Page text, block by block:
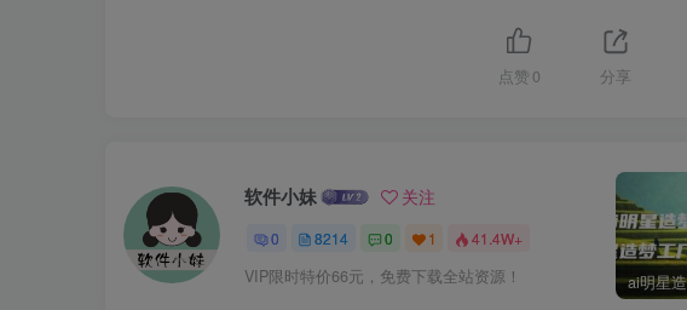
点赞 0 分享
软件小妹 关注
0 8214 0 1 41.4W+
VIP限时特价66元，免费下载全站资源！